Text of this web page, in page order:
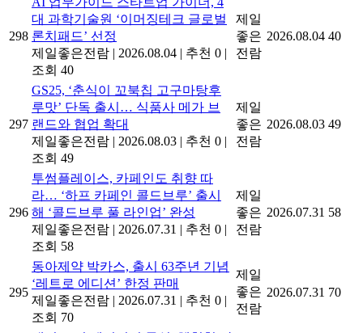
298
대 과학기술원 ‘이머징테크 글로벌
론치패드’ 선정
제일좋은전람 | 2026.08.04 | 추천 0 |
조회 40
제일
좋은
전람
2026.08.04 40
297
GS25, ‘춘식이 꼬북칩 고구마탕후
루맛’ 단독 출시… 식품사 메가 브
랜드와 협업 확대
제일좋은전람 | 2026.08.03 | 추천 0 |
조회 49
제일
좋은
전람
2026.08.03 49
296
투썸플레이스, 카페인도 취향 따
라… ‘하프 카페인 콜드브루’ 출시
해 ‘콜드브루 풀 라인업’ 완성
제일좋은전람 | 2026.07.31 | 추천 0 |
조회 58
제일
좋은
전람
2026.07.31 58
295
동아제약 박카스, 출시 63주년 기념
‘레트로 에디션’ 한정 판매
제일좋은전람 | 2026.07.31 | 추천 0 |
조회 70
제일
좋은
전람
2026.07.31 70